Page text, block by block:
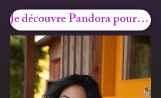
Je découvre Pandora pour changer en profondeur